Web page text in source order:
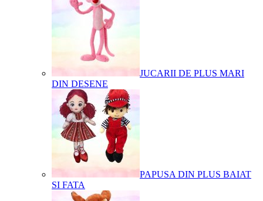
JUCARII DE PLUS MARI
DIN DESENE
PAPUSA DIN PLUS BAIAT
SI FATA